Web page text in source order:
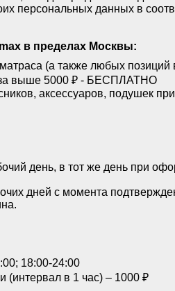
персональных данных в
в пределах Москвы:
матраса (а также любых позиций
выше 5000 ₽ - БЕСПЛАТНО
аксессуаров, подушек
день, в тот же день при
дней с момента
18:00-24:00
(интервал в 1 час) – 1000 ₽